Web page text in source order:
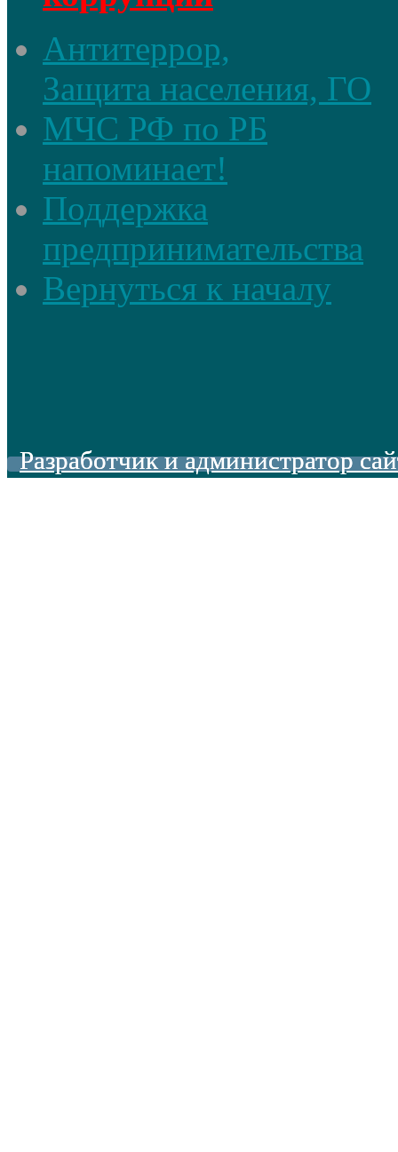
Антитеррор,
Защита населения, ГО
МЧС РФ по РБ
напоминает!
Поддержка
предпринимательства
Вернуться к началу
Разработчик и администратор